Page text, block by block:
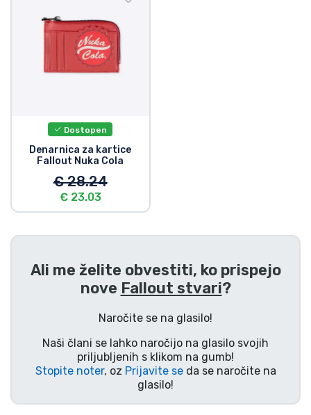
Dostopen
Denarnica za kartice
Fallout Nuka Cola
€ 28.24
€ 23.03
Ali me želite obvestiti, ko prispejo
nove Fallout stvari?
Naročite se na glasilo!
Naši člani se lahko naročijo na glasilo svojih
priljubljenih s klikom na gumb!
Stopite noter, oz Prijavite seda se naročite na
glasilo!
Tv serijske izdelki
Filmske izdelki
Anime izdelki
Gamer izdelki
Glasbene izdelki
Vrste izdelkov
Blagovne znamke